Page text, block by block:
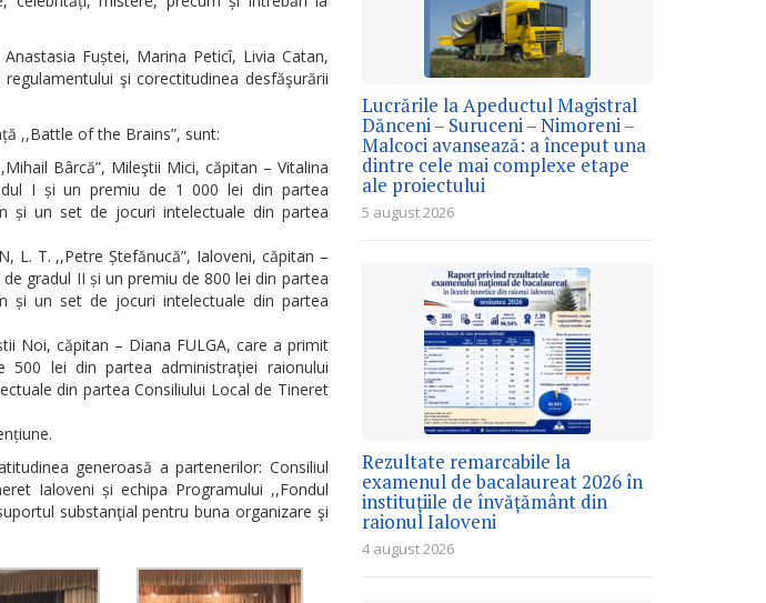
Fuștei, Marina Peticî, Livia Catan,
şi corectitudinea desfăşurării
,,Battle of the Brains”, sunt:
Bârcă”, Mileştii Mici, căpitan – Vitalina
I și un premiu de 1 000 lei din partea
și un set de jocuri intelectuale din partea
L. T. ,,Petre Ștefănucă”, Ialoveni, căpitan –
gradul II și un premiu de 800 lei din partea
și un set de jocuri intelectuale din partea
Noi, căpitan – Diana FULGA, care a primit
lei din partea administraţiei raionului
din partea Consiliului Local de Tineret
generoasă a partenerilor: Consiliul
Ialoveni și echipa Programului ,,Fondul
substanţial pentru buna organizare şi
Lucrările la Apeductul Magistral
Dănceni – Suruceni – Nimoreni –
Malcoci avansează: a început una
dintre cele mai complexe etape
ale proiectului
5 august 2026
Rezultate remarcabile la
examenul de bacalaureat 2026 în
instituțiile de învățământ din
raionul Ialoveni
4 august 2026